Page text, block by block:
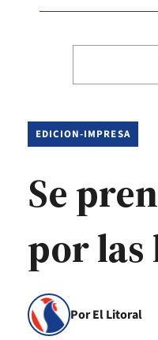
EDICION-IMPRESA
Se
por las
Por El Litoral